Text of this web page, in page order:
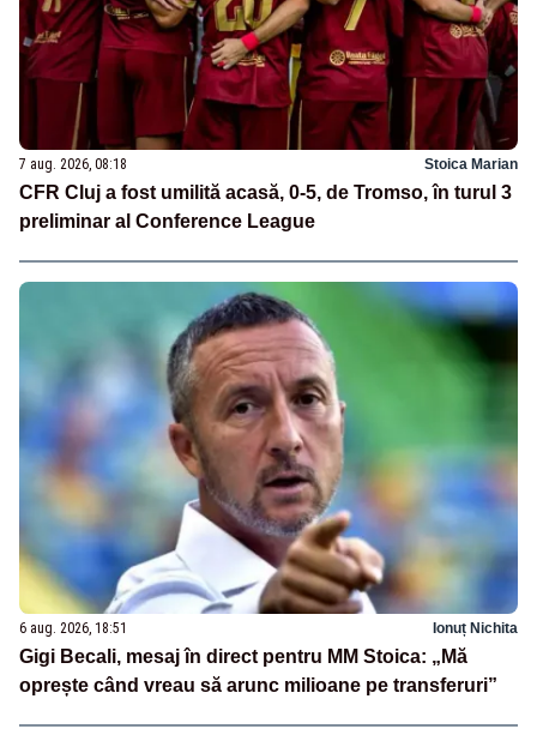
7 aug. 2026, 08:18 Stoica Marian
CFR Cluj a fost umilită acasă, 0-5, de Tromso, în turul 3
preliminar al Conference League
6 aug. 2026, 18:51 Ionuț Nichita
Gigi Becali, mesaj în direct pentru MM Stoica: „Mă
oprește când vreau să arunc milioane pe transferuri”